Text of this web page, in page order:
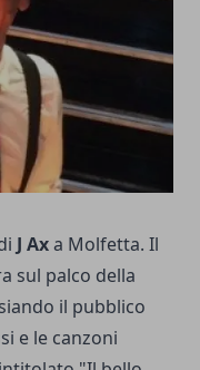
J Axa Molfetta. Il
sul palco della
il pubblico
e le canzoni